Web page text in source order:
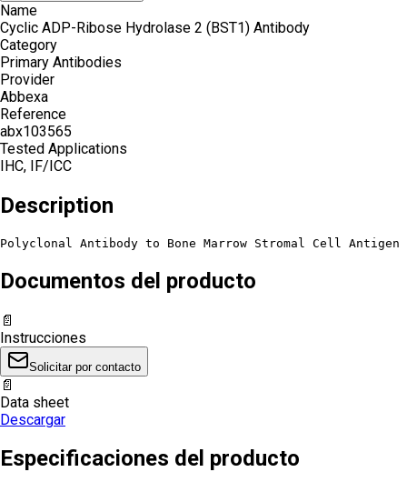
Name
Cyclic ADP-Ribose Hydrolase 2 (BST1) Antibody
Category
Primary Antibodies
Provider
Abbexa
Reference
abx103565
Tested Applications
IHC, IF/ICC
Description
Polyclonal Antibody to Bone Marrow Stromal Cell Antigen
Documentos del producto
📄
Instrucciones
Solicitar por contacto
📄
Data sheet
Descargar
Especificaciones del producto